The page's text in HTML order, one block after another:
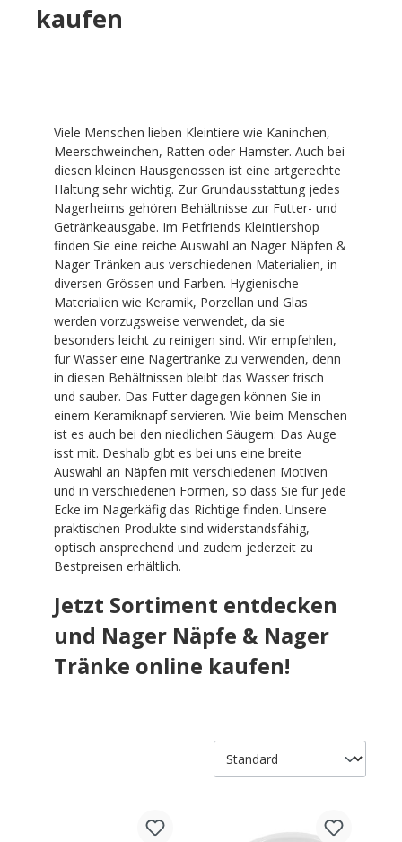
kaufen
Viele Menschen lieben Kleintiere wie Kaninchen,
Meerschweinchen, Ratten oder Hamster. Auch bei
diesen kleinen Hausgenossen ist eine artgerechte
Haltung sehr wichtig. Zur Grundausstattung jedes
Nagerheims gehören Behältnisse zur Futter- und
Getränkeausgabe. Im Petfriends Kleintiershop
finden Sie eine reiche Auswahl an Nager Näpfen &
Nager Tränken aus verschiedenen Materialien, in
diversen Grössen und Farben. Hygienische
Materialien wie Keramik, Porzellan und Glas
werden vorzugsweise verwendet, da sie
besonders leicht zu reinigen sind. Wir empfehlen,
für Wasser eine Nagertränke zu verwenden, denn
in diesen Behältnissen bleibt das Wasser frisch
und sauber. Das Futter dagegen können Sie in
einem Keramiknapf servieren. Wie beim Menschen
ist es auch bei den niedlichen Säugern: Das Auge
isst mit. Deshalb gibt es bei uns eine breite
Auswahl an Näpfen mit verschiedenen Motiven
und in verschiedenen Formen, so dass Sie für jede
Ecke im Nagerkäfig das Richtige finden. Unsere
praktischen Produkte sind widerstandsfähig,
optisch ansprechend und zudem jederzeit zu
Bestpreisen erhältlich.
Jetzt Sortiment entdecken
und Nager Näpfe & Nager
Tränke online kaufen!